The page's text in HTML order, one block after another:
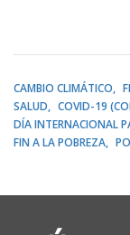
CAMBIO CLIMÁTICO
SALUD
COVID-19
DÍA INTERNACIONAL
FIN A LA POBREZA